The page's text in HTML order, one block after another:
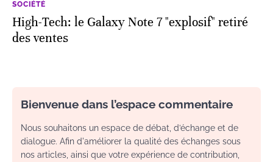
SOCIÉTÉ
High-Tech: le Galaxy Note 7 "explosif" retiré
des ventes
Bienvenue dans l’espace commentaire
Nous souhaitons un espace de débat, d’échange et de
dialogue. Afin d'améliorer la qualité des échanges sous
nos articles, ainsi que votre expérience de contribution,